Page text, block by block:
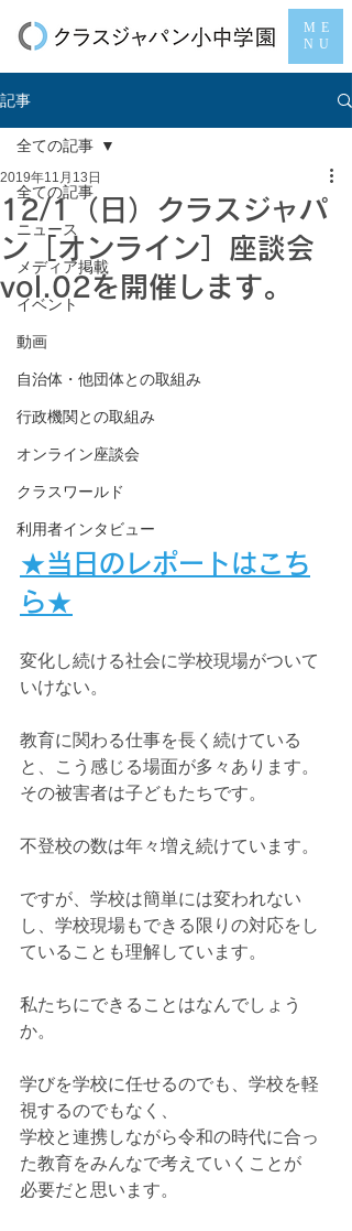
ME
NU
記事
全ての記事
ニュース
メディア掲載
イベント
動画
自治体・他団体との取組み
行政機関との取組み
オンライン座談会
クラスワールド
利用者インタビュー
全ての記事
12/1（日）クラスジャパ
ン［オンライン］座談会
vol.02を開催します。
2019年11月13日
★当日のレポートはこち
ら★
変化し続ける社会に学校現場がついて
いけない。
教育に関わる仕事を長く続けている
と、こう感じる場面が多々あります。
その被害者は子どもたちです。
不登校の数は年々増え続けています。
ですが、学校は簡単には変われない
し、学校現場もできる限りの対応をし
ていることも理解しています。
私たちにできることはなんでしょう
か。
学びを学校に任せるのでも、学校を軽
視するのでもなく、
学校と連携しながら令和の時代に合っ
た教育をみんなで考えていくことが
必要だと思います。